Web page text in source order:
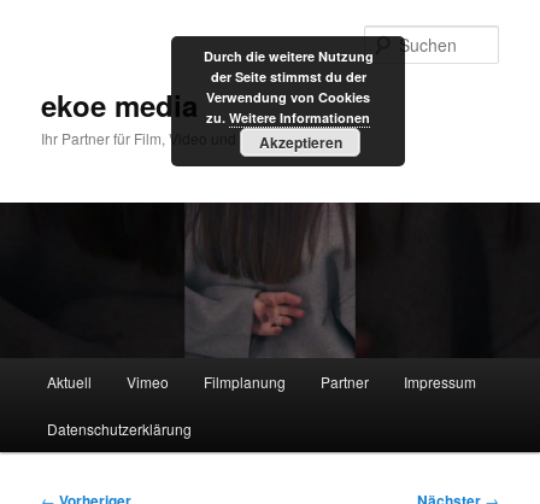
ekoe media
Ihr Partner für Film, Video und Internet
Aktuell Vimeo Filmplanung Partner Impressum
Datenschutzerklärung
Beitragsnavigation
← →
Durch die weitere Nutzung
der Seite stimmst du der
Verwendung von Cookies
zu. Weitere Informationen
Akzeptieren